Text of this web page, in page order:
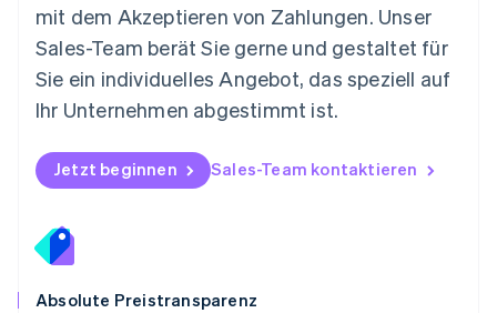
mit dem Akzeptieren von Zahlungen. Unser
Sales-Team berät Sie gerne und gestaltet für
Sie ein individuelles Angebot, das speziell auf
Ihr Unternehmen abgestimmt ist.
Jetzt beginnen Sales-Team kontaktieren
Absolute Preistransparenz
Polen
English
Portugal
Português English
Rumänien
Schweden
Svenska English
Deutsch
Singapur
English
Slowakei